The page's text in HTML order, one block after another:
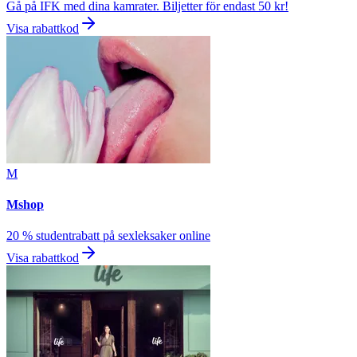
Gå på IFK med dina kamrater. Biljetter för endast 50 kr!
Visa rabattkod
M
Mshop
20 % studentrabatt på sexleksaker online
Visa rabattkod